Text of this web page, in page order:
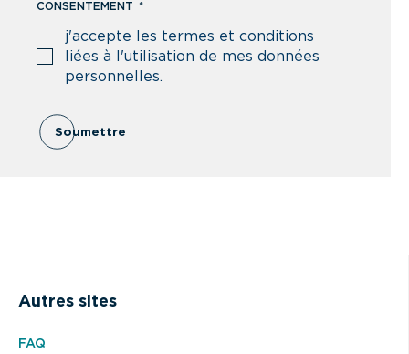
CONSENTEMENT *
j'accepte les termes et conditions
liées à l'utilisation de mes données
personnelles.
Soumettre
Autres sites
FAQ